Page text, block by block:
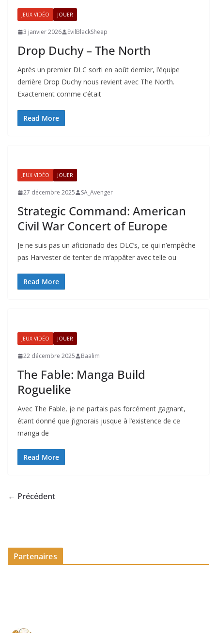
JEUX VIDÉO JOUER
3 janvier 2026 EvilBlackSheep
Drop Duchy – The North
Après un premier DLC sorti en août dernier, l’équipe
derrière Drop Duchy nous revient avec The North.
Exactement comme c’était
Read More
JEUX VIDÉO JOUER
27 décembre 2025 SA_Avenger
Strategic Command: American
Civil War Concert of Europe
Je ne suis pas un aficionado des DLC’s, ce qui n’empêche
pas Harvester de tenter de m’appâter avec telle ou
Read More
JEUX VIDÉO JOUER
22 décembre 2025 Baalim
The Fable: Manga Build
Roguelike
Avec The Fable, je ne partais pas forcément gagnant,
étant donné que j’ignorais jusque à l’existence de ce
manga de
Read More
← Précédent
Partenaires